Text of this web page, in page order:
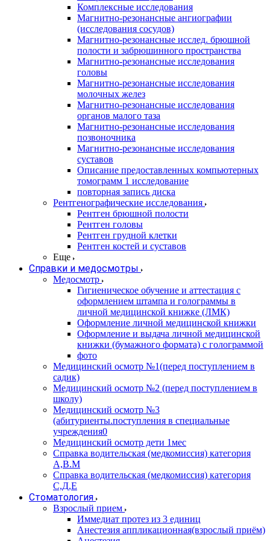
Комплексные исследования
Магнитно-резонансные ангиографии
(исследования сосудов)
Магнитно-резонансные исслед. брюшной
полости и забрюшинного пространства
Магнитно-резонансные исследования
головы
Магнитно-резонансные исследования
молочных желез
Магнитно-резонансные исследования
органов малого таза
Магнитно-резонансные исследования
позвоночника
Магнитно-резонансные исследования
суставов
Описание предоставленных компьютерных
томограмм 1 исследование
повторная запись диска
Рентгенографические исследования
Рентген брюшной полости
Рентген головы
Рентген грудной клетки
Рентген костей и суставов
Еще
Справки и медосмотры
Медосмотр
Гигиеническое обучение и аттестация с
оформлением штампа и голограммы в
личной медицинской книжке (ЛМК)
Оформление личной медицинской книжки
Оформление и выдача личной медицинской
книжки (бумажного формата) с голограммой
фото
Медицинский осмотр №1(перед поступлением в
садик)
Медицинский осмотр №2 (перед поступлением в
школу)
Медицинский осмотр №3
(абитуриенты.поступления в специальные
учреждения0
Медицинский осмотр дети 1мес
Справка водительская (медкомиссия) категория
А,В.М
Справка водительская (медкомиссия) категория
С,Д,Е
Стоматология
Взрослый прием
Иммедиат протез из 3 единиц
Анестезия аппликационная(взрослый приём)